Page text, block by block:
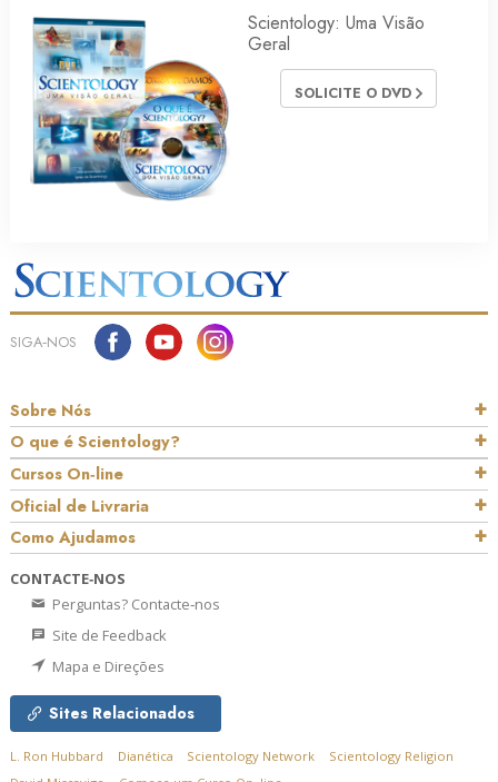
Scientology: Uma Visão
Geral
SOLICITE O DVD
SIGA‑NOS
Sobre Nós
O que é Scientology?
Cursos On‑line
Oficial de Livraria
Como Ajudamos
CONTACTE‑NOS
Perguntas? Contacte‑nos
Site de Feedback
Mapa e Direções
Sites Relacionados
L. Ron Hubbard Dianética Scientology Network
Scientology Religion